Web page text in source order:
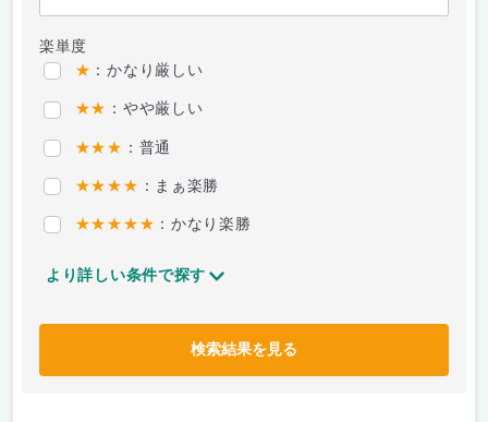
楽単度
★ ：かなり厳しい
★★ ：やや厳しい
★★★ ：普通
★★★★ ：まぁ楽勝
★★★★★ ：かなり楽勝
より詳しい条件で探す
検索結果を見る